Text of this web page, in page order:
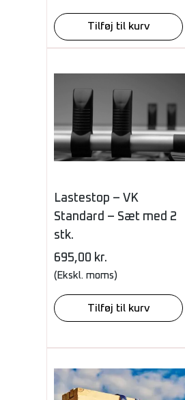
Tilføj til kurv
Lastestop – VK
Standard – Sæt med 2
stk.
695,00 kr.
(Ekskl. moms)
Tilføj til kurv